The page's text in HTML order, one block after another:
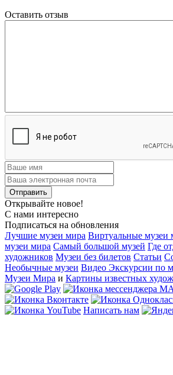
Оставить отзыв
Открывайте новое!
С нами интересно
Подписаться на обновления
Лучшие музеи мира Виртуальные музеи
музеи мира Самый большой музей Где
художников Музеи без билетов Статьи
Необычные музеи Видео Экскурсии по
Музеи Мира и Картины известных
Написать нам